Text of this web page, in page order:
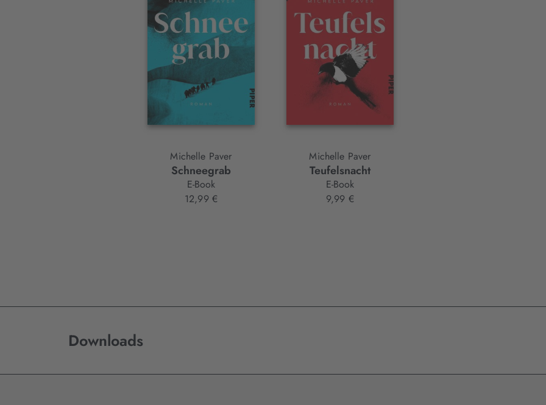
Element
Michelle Paver
Schneegrab
E-Book
12,99 €
Michelle Paver
Teufelsnacht
E-Book
9,99 €
Downloads